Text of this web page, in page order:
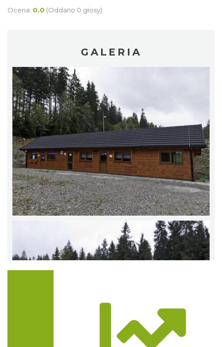
Ocena: 0.0 (Oddano 0 głosy)
GALERIA
Trasa